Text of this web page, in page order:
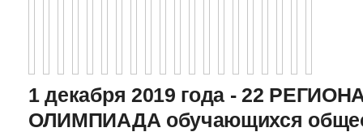
1 декабря 2019 года - 22
ОЛИМПИАДА обучающихся